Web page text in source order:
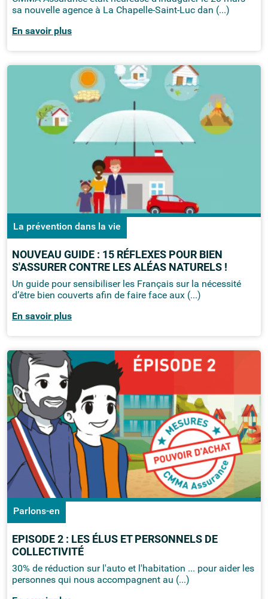
sa nouvelle agence à La Chapelle-Saint-Luc dan (...)
En savoir plus
La prévention dans la vie
NOUVEAU GUIDE : 15 RÉFLEXES POUR BIEN
S'ASSURER CONTRE LES ALÉAS NATURELS !
Un guide pour sensibiliser les Français sur la nécessité
d’être bien couverts afin de faire face aux (...)
En savoir plus
Parlons-en
EPISODE 2 : LES ÉLUS ET PERSONNELS DE
COLLECTIVITÉ
30% de réduction sur l'auto et l'habitation ... pour aider les
personnes qui nous accompagnent au (...)